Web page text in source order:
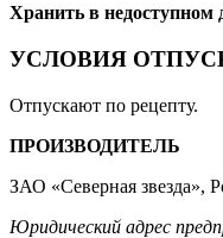
Хранить в недоступном
УСЛОВИЯ
Отпускают по рецепту.
ПРОИЗВОДИТЕЛЬ
ЗАО «Северная звезда»,
Юридический адрес